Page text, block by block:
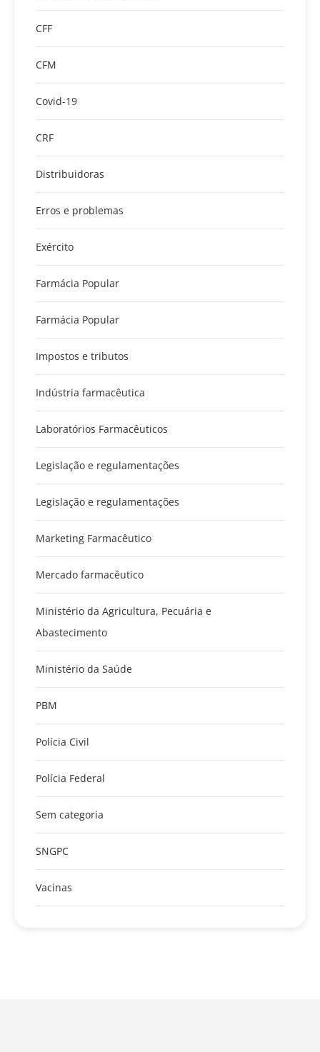
CFF
CFM
Covid-19
CRF
Distribuidoras
Erros e problemas
Exército
Farmácia Popular
Farmácia Popular
Impostos e tributos
Indústria farmacêutica
Laboratórios Farmacêuticos
Legislação e regulamentações
Legislação e regulamentações
Marketing Farmacêutico
Mercado farmacêutico
Ministério da Agricultura, Pecuária e
Abastecimento
Ministério da Saúde
PBM
Polícia Civil
Polícia Federal
Sem categoria
SNGPC
Vacinas